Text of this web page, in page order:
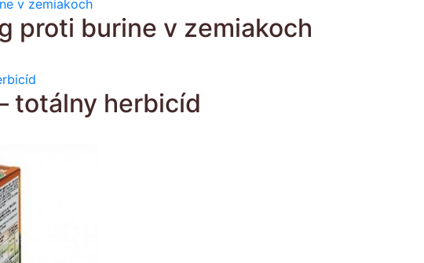
proti burine v zemiakoch
produkt
má
totálny herbicíd